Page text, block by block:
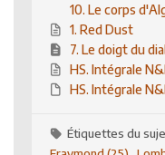
10. Le corps
1. Red Dust
7. Le doigt du
HS. Intégrale
HS. Intégrale
Étiquettes du